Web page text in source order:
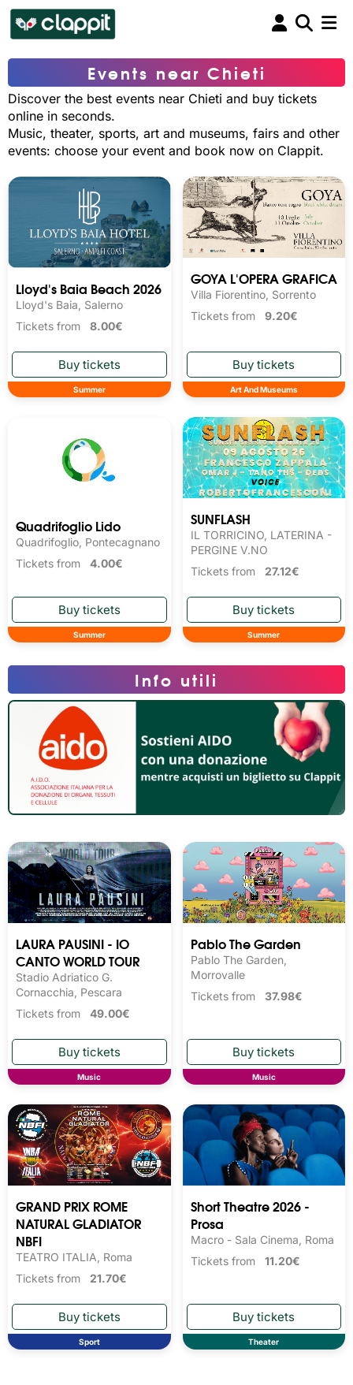
Events near Chieti
Discover the best events near Chieti and buy tickets
online in seconds.
Music, theater, sports, art and museums, fairs and other
events: choose your event and book now on Clappit.
Lloyd's Baia Beach 2026
Lloyd's Baia, Salerno
Tickets from 8.00€
Summer
GOYA L'OPERA GRAFICA
Villa Fiorentino, Sorrento
Tickets from 9.20€
Art And Museums
Quadrifoglio Lido
Quadrifoglio, Pontecagnano
Tickets from 4.00€
Summer
SUNFLASH
IL TORRICINO, LATERINA -
PERGINE V.NO
Tickets from 27.12€
Summer
LAURA PAUSINI - IO
CANTO WORLD TOUR
Stadio Adriatico G.
Cornacchia, Pescara
Tickets from 49.00€
Music
Pablo The Garden
Pablo The Garden,
Morrovalle
Tickets from 37.98€
Music
GRAND PRIX ROME
NATURAL GLADIATOR
NBFI
TEATRO ITALIA, Roma
Tickets from 21.70€
Sport
Short Theatre 2026 -
Prosa
Macro - Sala Cinema, Roma
Tickets from 11.20€
Theater
Info utili